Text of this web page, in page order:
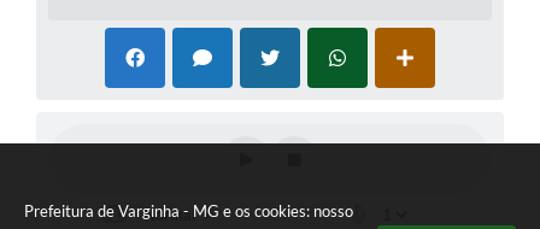
Prefeitura de Varginha - MG e os cookies: nosso